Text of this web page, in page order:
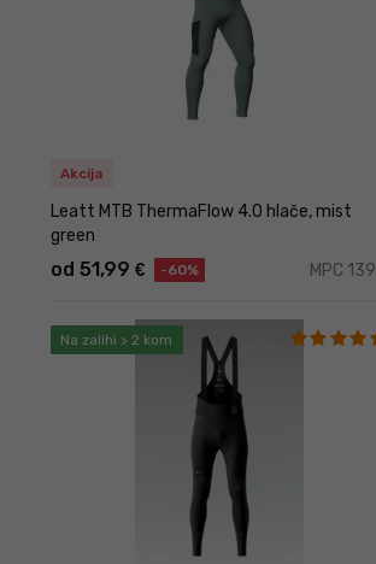
Akcija
Leatt MTB ThermaFlow 4.0 hlače, mist
green
od 51,99 € -60% MPC 139
Na zalihi > 2 kom